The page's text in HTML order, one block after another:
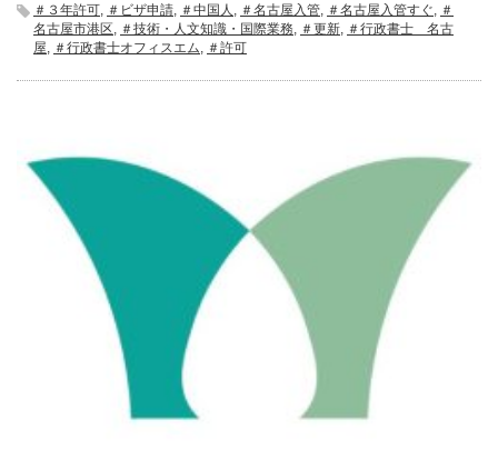
＃３年許可
＃ビザ申請 ＃中国人 ＃名古屋入管 ＃名古屋入管すぐ
＃
名古屋市港区
＃技術・人文知識・国際業務 ＃更新
＃行政書士 名古
屋
＃行政書士オフィスエム ＃許可